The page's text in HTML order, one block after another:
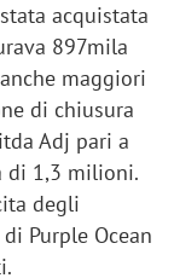
acquistata
897mila
maggiori
di chiusura
Adj pari a
di 1,3 milioni.
degli
Purple Ocean